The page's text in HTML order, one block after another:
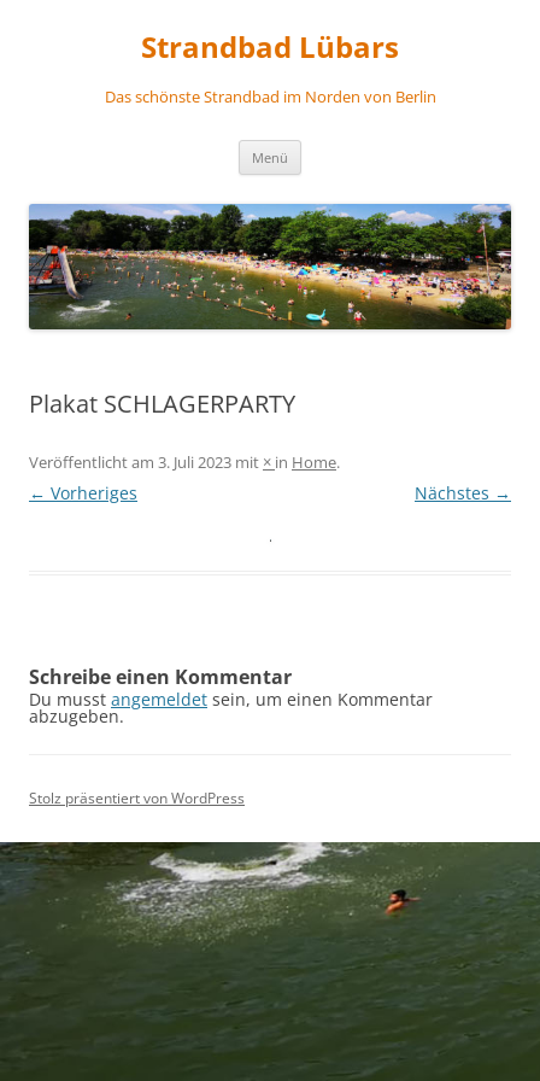
Strandbad Lübars
Das schönste Strandbad im Norden von Berlin
Menü
Plakat SCHLAGERPARTY
Veröffentlicht am 3. Juli 2023 mit × in Home.
← Vorheriges Nächstes →
Schreibe einen Kommentar
Du musst angemeldet sein, um einen Kommentar
abzugeben.
Stolz präsentiert von WordPress